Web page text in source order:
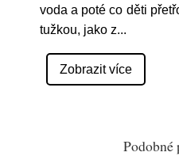
voda a poté co děti
tužkou, jako z...
Zobrazit více